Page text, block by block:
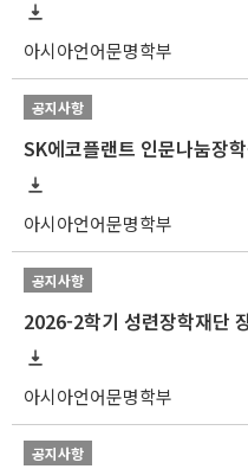
아시아언어문명학부
공지사항
아시아언어문명학부
공지사항
2026-2학기 성련장학재단
아시아언어문명학부
공지사항